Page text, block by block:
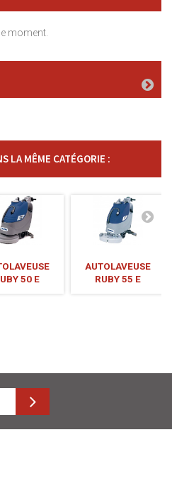
moment.
LA MÊME CATÉGORIE :
50 E
AUTOLAVEUSE
RUBY 55 E